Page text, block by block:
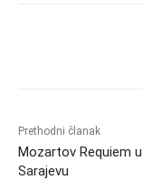
Prethodni članak
Mozartov Requiem u
Sarajevu